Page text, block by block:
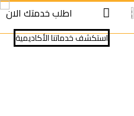
اطلب خدمتك الان
⁠استكشف خدماتنا الأكاديمية